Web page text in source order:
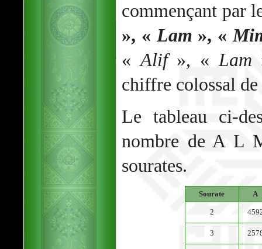
commençant par
», «Lam », «
«Alif», «Lam
chiffre colossal de
Le tableau ci-
nombre de A L
sourates.
Sourate A
2
3